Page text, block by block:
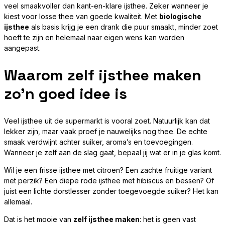
veel smaakvoller dan kant-en-klare ijsthee. Zeker wanneer je
kiest voor losse thee van goede kwaliteit. Met biologische
ijsthee als basis krijg je een drank die puur smaakt, minder zoet
hoeft te zijn en helemaal naar eigen wens kan worden
aangepast.
Waarom zelf ijsthee maken
zo’n goed idee is
Veel ijsthee uit de supermarkt is vooral zoet. Natuurlijk kan dat
lekker zijn, maar vaak proef je nauwelijks nog thee. De echte
smaak verdwijnt achter suiker, aroma’s en toevoegingen.
Wanneer je zelf aan de slag gaat, bepaal jij wat er in je glas komt.
Wil je een frisse ijsthee met citroen? Een zachte fruitige variant
met perzik? Een diepe rode ijsthee met hibiscus en bessen? Of
juist een lichte dorstlesser zonder toegevoegde suiker? Het kan
allemaal.
Dat is het mooie van zelf ijsthee maken: het is geen vast